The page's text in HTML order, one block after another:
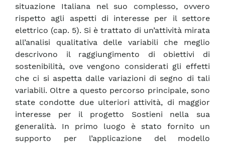
situazione Italiana nel suo complesso, ovvero
rispetto agli aspetti di interesse per il settore
elettrico (cap. 5). Si è trattato di un’attività mirata
all’analisi qualitativa delle variabili che meglio
descrivono il raggiungimento di obiettivi di
sostenibilità, ove vengono considerati gli effetti
che ci si aspetta dalle variazioni di segno di tali
variabili. Oltre a questo percorso principale, sono
state condotte due ulteriori attività, di maggior
interesse per il progetto Sostieni nella sua
generalità. In primo luogo è stato fornito un
supporto per l’applicazione del modello